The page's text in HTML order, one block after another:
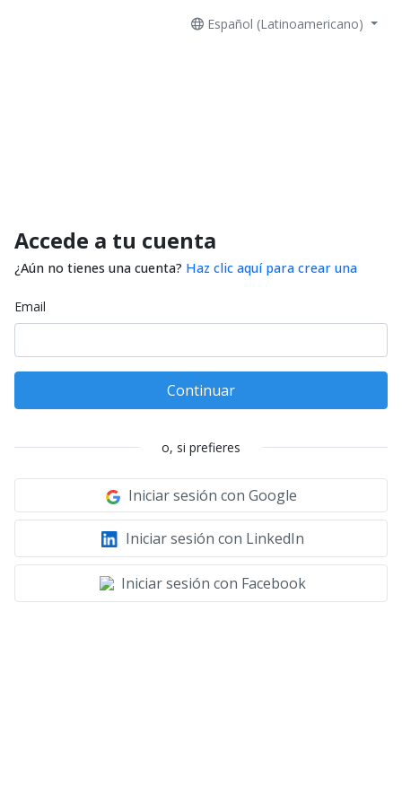
Español (Latinoamericano)
Accede a tu cuenta
¿Aún no tienes una cuenta? Haz clic aquí para crear una
Email
Continuar
o, si prefieres
Iniciar sesión con Google
Iniciar sesión con LinkedIn
Iniciar sesión con Facebook